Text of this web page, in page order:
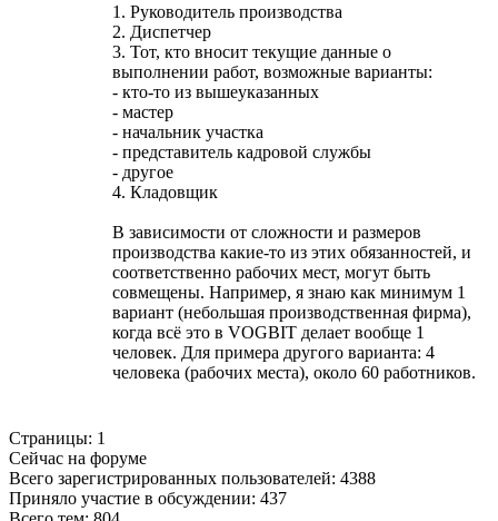
1. Руководитель производства
2. Диспетчер
3. Тот, кто вносит текущие данные о
выполнении работ, возможные варианты:
- кто-то из вышеуказанных
- мастер
- начальник участка
- представитель кадровой службы
- другое
4. Кладовщик
В зависимости от сложности и размеров
производства какие-то из этих обязанностей, и
соответственно рабочих мест, могут быть
совмещены. Например, я знаю как минимум 1
вариант (небольшая производственная фирма),
когда всё это в VOGBIT делает вообще 1
человек. Для примера другого варианта: 4
человека (рабочих места), около 60 работников.
Страницы: 1
Сейчас на форуме
Всего зарегистрированных пользователей: 4388
Приняло участие в обсуждении: 437